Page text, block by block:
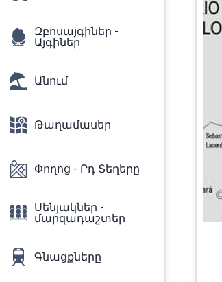
Զբոսայգիներ -
Այգիներ
Անում
Թաղամասեր
Փողոց - Րդ Տեղերը
Սենյակներ -
մարզադաշտեր
Գնացքները